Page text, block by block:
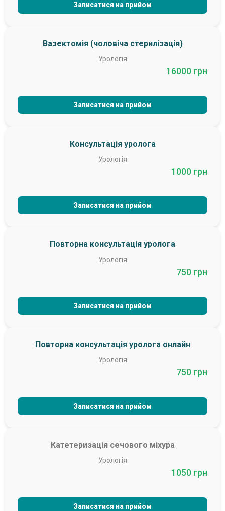
Записатися на прийом
Вазектомія (чоловіча стерилізація)
Урологія
16000 грн
Записатися на прийом
Консультація уролога
Урологія
1000 грн
Записатися на прийом
Повторна консультація уролога
Урологія
750 грн
Записатися на прийом
Повторна консультація уролога онлайн
Урологія
750 грн
Записатися на прийом
Катетеризація сечового міхура
Урологія
1050 грн
Записатися на прийом